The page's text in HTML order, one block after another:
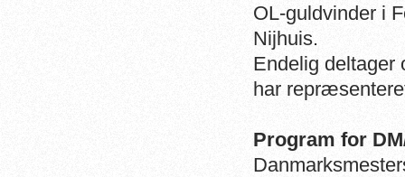
OL-guldvinder i
Nijhuis.
Endelig deltager
har
Program for